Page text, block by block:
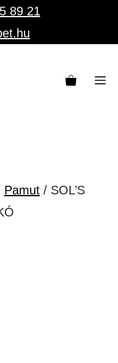
89 21
Pamut / SOL’S